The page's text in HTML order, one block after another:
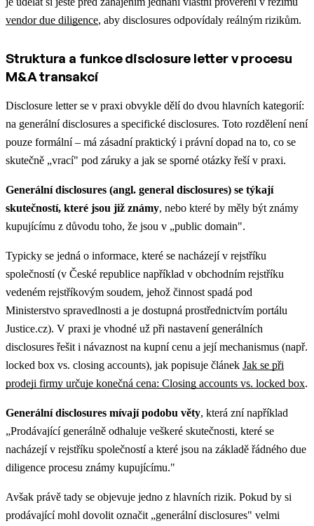
vendor due diligence, aby disclosures odpovídaly reálným rizikům.
Struktura a funkce disclosure letter v procesu
M&A transakcí
Disclosure letter se v praxi obvykle dělí do dvou hlavních kategorií:
na generální disclosures a specifické disclosures. Toto rozdělení není
pouze formální – má zásadní praktický i právní dopad na to, co se
skutečně „vrací" pod záruky a jak se sporné otázky řeší v praxi.
Generální disclosures (angl. general disclosures) se týkají
skutečností, které jsou již známy, nebo které by měly být známy
kupujícímu z důvodu toho, že jsou v „public domain".
Typicky se jedná o informace, které se nacházejí v rejstříku
společností (v České republice například v obchodním rejstříku
vedeném rejstříkovým soudem, jehož činnost spadá pod
Ministerstvo spravedlnosti a je dostupná prostřednictvím portálu
Justice.cz). V praxi je vhodné už při nastavení generálních
disclosures řešit i návaznost na kupní cenu a její mechanismus (např.
locked box vs. closing accounts), jak popisuje článek Jak se při
prodeji firmy určuje konečná cena: Closing accounts vs. locked box.
Generální disclosures mívají podobu věty, která zní například
„Prodávající generálně odhaluje veškeré skutečnosti, které se
nacházejí v rejstříku společností a které jsou na základě řádného due
diligence procesu známy kupujícímu."
Avšak právě tady se objevuje jedno z hlavních rizik. Pokud by si
prodávající mohl dovolit označit „generální disclosures" velmi